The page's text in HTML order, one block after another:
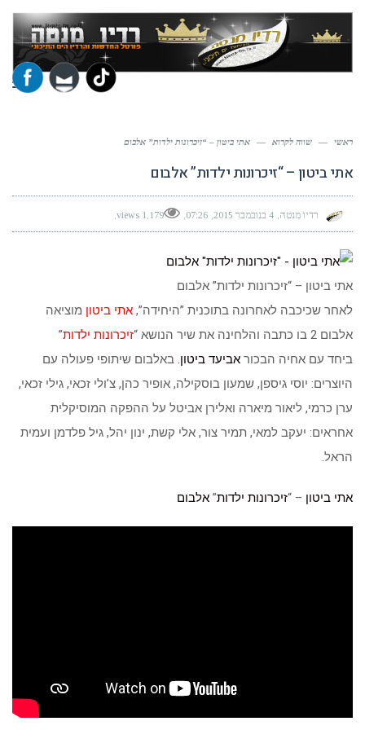
ראשי — שווה לקרוא — אתי ביטון – “זיכרונות ילדות” אלבום
אתי ביטון – “זיכרונות ילדות” אלבום
רדיו מנטה 4 בנובמבר 2015 07:26
1,179 views
אתי ביטון – “זיכרונות ילדות” אלבום
לאחר שכיכבה לאחרונה בתוכנית ”היחידה”, אתי ביטון מוציאה
אלבום 2 בו כתבה והלחינה את שיר הנושא “
זיכרונות ילדות”
ביחד עם אחיה הבכור אביעד ביטון. באלבום שיתופי פעולה עם
היוצרים: יוסי גיספן, שמעון בוסקילה, אופיר כהן, צ’ולי זכאי, גילי זכאי,
ערן כרמי, ליאור מיארה ואלירן אביטל על ההפקה המוסיקלית
אחראים: יעקב למאי, תמיר צור, אלי קשת, ינון יהל, גיל פלדמן ועמית
הראל.
אתי ביטון – “זיכרונות ילדות” אלבום